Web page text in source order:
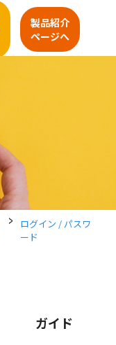
製品紹介
ページへ
>
ログイン / パスワ
ード
ガイド